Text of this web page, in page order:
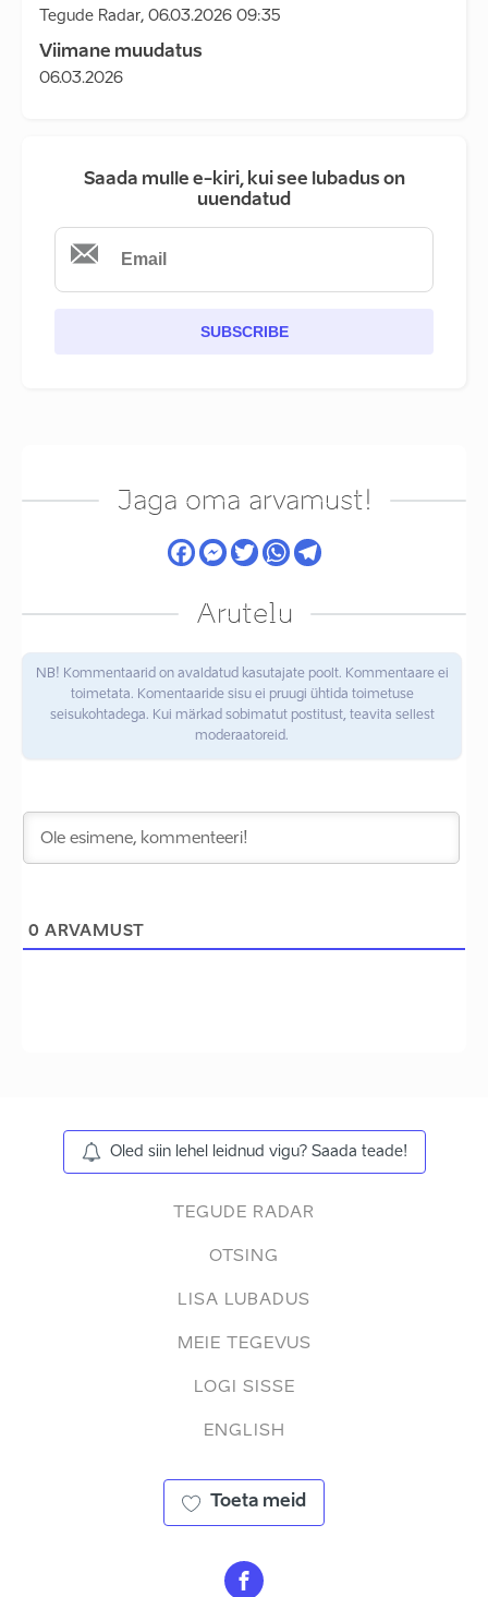
Tegude Radar, 06.03.2026 09:35
Viimane muudatus
06.03.2026
Saada mulle e-kiri, kui see lubadus on
uuendatud
SUBSCRIBE
Jaga oma arvamust!
Arutelu
NB! Kommentaarid on avaldatud kasutajate poolt. Kommentaare ei
toimetata. Komentaaride sisu ei pruugi ühtida toimetuse
seisukohtadega. Kui märkad sobimatut postitust, teavita sellest
moderaatoreid.
0 ARVAMUST
Oled siin lehel leidnud vigu? Saada teade!
TEGUDE RADAR
OTSING
LISA LUBADUS
MEIE TEGEVUS
LOGI SISSE
ENGLISH
Toeta meid